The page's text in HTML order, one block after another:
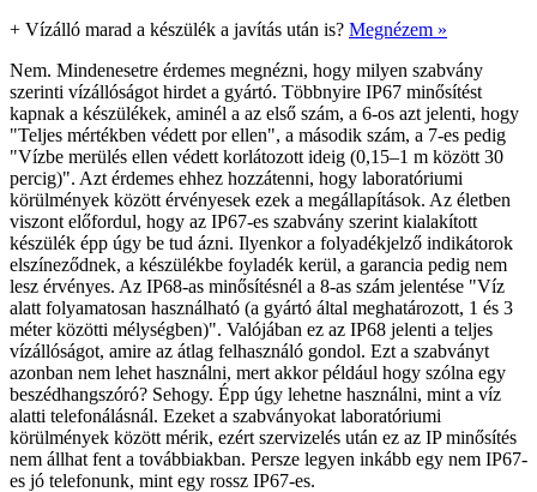
+ Vízálló marad a készülék a javítás után is? Megnézem »
Nem. Mindenesetre érdemes megnézni, hogy milyen szabvány
szerinti vízállóságot hirdet a gyártó. Többnyire IP67 minősítést
kapnak a készülékek, aminél a az első szám, a 6-os azt jelenti, hogy
"Teljes mértékben védett por ellen", a második szám, a 7-es pedig
"Vízbe merülés ellen védett korlátozott ideig (0,15–1 m között 30
percig)". Azt érdemes ehhez hozzátenni, hogy laboratóriumi
körülmények között érvényesek ezek a megállapítások. Az életben
viszont előfordul, hogy az IP67-es szabvány szerint kialakított
készülék épp úgy be tud ázni. Ilyenkor a folyadékjelző indikátorok
elszíneződnek, a készülékbe foyladék kerül, a garancia pedig nem
lesz érvényes. Az IP68-as minősítésnél a 8-as szám jelentése "Víz
alatt folyamatosan használható (a gyártó által meghatározott, 1 és 3
méter közötti mélységben)". Valójában ez az IP68 jelenti a teljes
vízállóságot, amire az átlag felhasználó gondol. Ezt a szabványt
azonban nem lehet használni, mert akkor például hogy szólna egy
beszédhangszóró? Sehogy. Épp úgy lehetne használni, mint a víz
alatti telefonálásnál. Ezeket a szabványokat laboratóriumi
körülmények között mérik, ezért szervizelés után ez az IP minősítés
nem állhat fent a továbbiakban. Persze legyen inkább egy nem IP67-
es jó telefonunk, mint egy rossz IP67-es.